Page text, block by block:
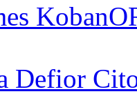
Koban
Defior